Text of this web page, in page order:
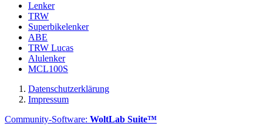
Lenker
TRW
Superbikelenker
ABE
TRW Lucas
Alulenker
MCL100S
Datenschutzerklärung
Impressum
Community-Software: WoltLab Suite™